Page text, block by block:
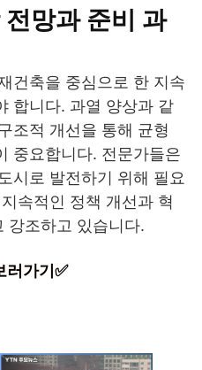
망과 준비 과
건축을 중심으로 한 지속
합니다. 과열 양상과 같
조적 개선을 통해 균형
중요합니다. 전문가들은
시로 발전하기 위해 필요
속적인 정책 개선과 혁
강조하고 있습니다.
러가기✅